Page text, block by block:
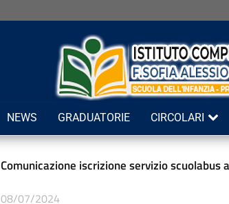
NEWS GRADUATORIE CIRCOLARI
Comunicazione iscrizione servizio
08/07/2024